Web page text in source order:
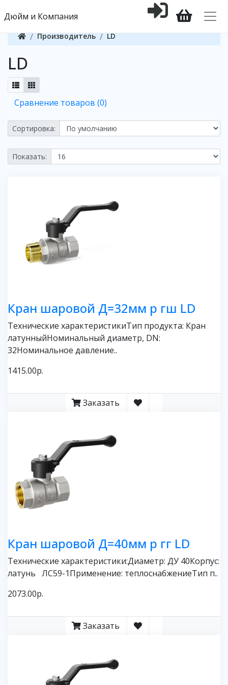
Дюйм и Компания
Производитель LD
LD
Сравнение товаров (0)
Сортировка:
Показать:
Кран шаровой Д=32мм р гш LD
Технические характеристикиТип продукта: Кран
латунныйНоминальный диаметр, DN:
32Номинальное давление..
1415.00р.
Заказать
Кран шаровой Д=40мм р гг LD
Технические характеристики:Диаметр: ДУ 40Корпус:
латунь ЛС59-1Применение: теплоснабжениеТип п..
2073.00р.
Заказать